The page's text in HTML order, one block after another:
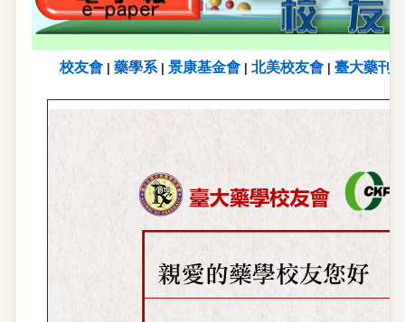
校友會 藥學系| 景康基金會 北美校友會 臺大藥刊